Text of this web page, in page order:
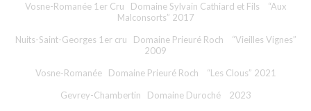
Vosne-Romanée 1er Cru Domaine Sylvain Cathiard et Fils “Aux
Malconsorts” 2017
Nuits-Saint-Georges 1er cru Domaine Prieuré Roch “Vieilles Vignes”
2009
Vosne-Romanée Domaine Prieuré Roch “Les Clous” 2021
Gevrey-Chambertin Domaine Duroché 2023